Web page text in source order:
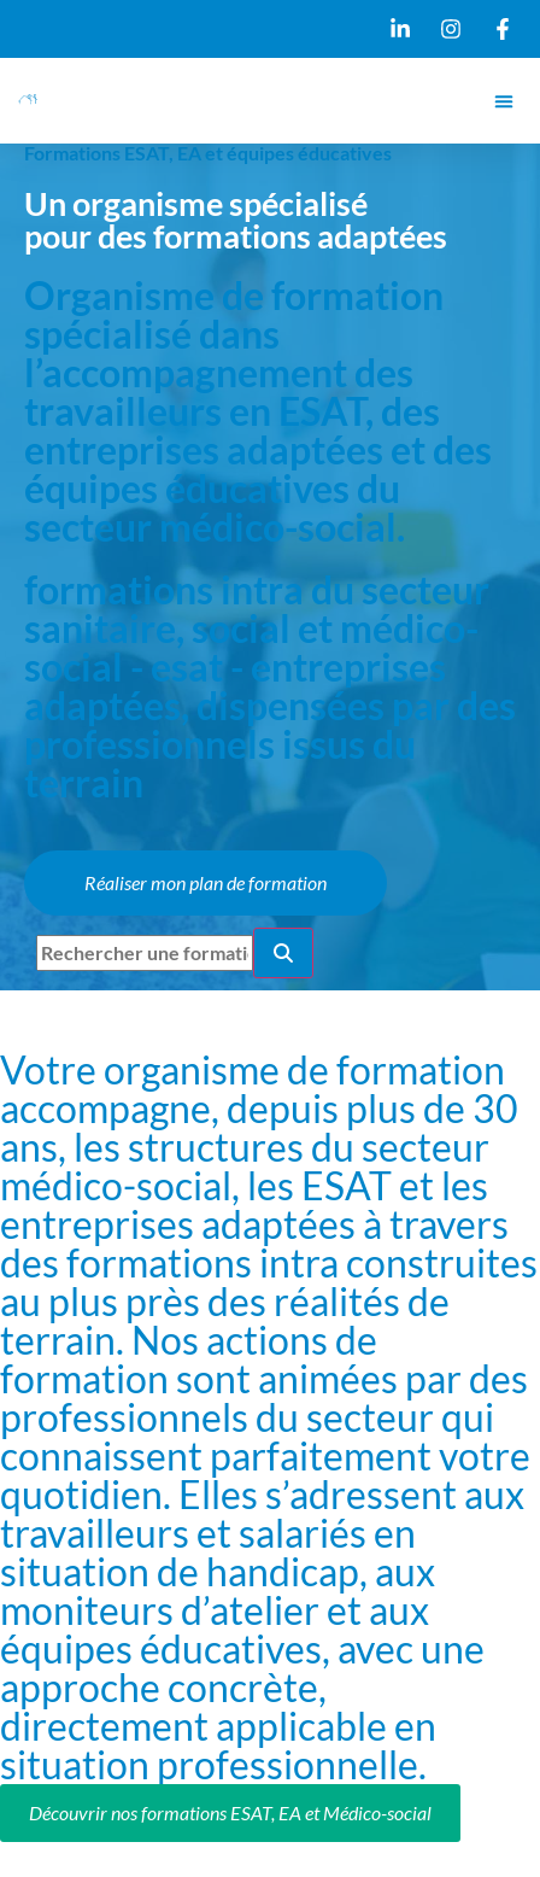
Formations ESAT, EA et équipes éducatives
Un organisme spécialisé
pour des formations adaptées
Organisme de formation
spécialisé dans
l’accompagnement des
travailleurs en ESAT, des
entreprises adaptées et des
équipes éducatives du
secteur médico-social.
formations intra du secteur
sanitaire, social et médico-
social - esat - entreprises
adaptées, dispensées par des
professionnels issus du
terrain
Réaliser mon plan de formation
Votre organisme de formation
accompagne, depuis plus de 30
ans, les structures du secteur
médico-social, les ESAT et les
entreprises adaptées à travers
des formations intra construites
au plus près des réalités de
terrain. Nos actions de
formation sont animées par des
professionnels du secteur qui
connaissent parfaitement votre
quotidien. Elles s’adressent aux
travailleurs et salariés en
situation de handicap, aux
moniteurs d’atelier et aux
équipes éducatives, avec une
approche concrète,
directement applicable en
situation professionnelle.
Découvrir nos formations ESAT, EA et Médico-social